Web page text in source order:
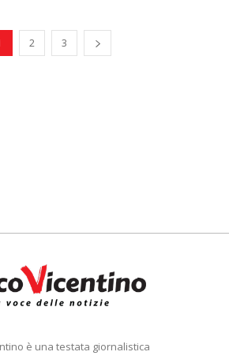
2 3
è una testata giornalistica